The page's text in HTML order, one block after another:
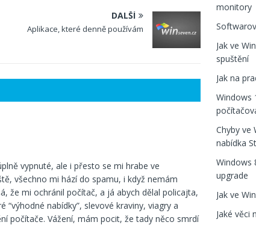
DALŠÍ
Aplikace, které denně používám
vypnuté, ale i přesto se mi hrabe ve
všechno mi hází do spamu, i když nemám
že mi ochránil počítač, a já abych dělal policajta,
nabídky”, slevové kraviny, viagry a
počítače. Vážení, mám pocit, že tady něco smrdí
monitory
Jak ve
spuštění
Jak na
Windows
Chyby ve
nabídka
Windows
upgrade
Jak ve
Jaké věci